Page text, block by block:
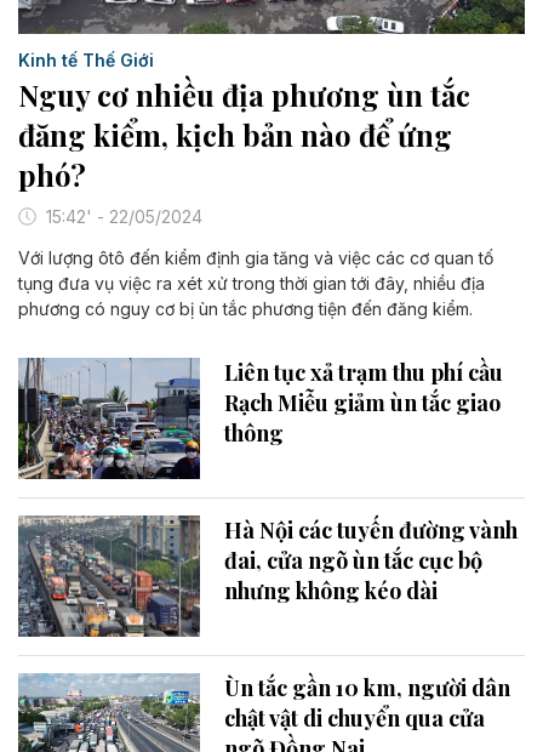
Kinh tế Thế Giới
Nguy cơ nhiều địa phương ùn tắc
đăng kiểm, kịch bản nào để ứng
phó?
15:42' - 22/05/2024
Với lượng ôtô đến kiểm định gia tăng và việc các cơ quan tố
tụng đưa vụ việc ra xét xử trong thời gian tới đây, nhiều địa
phương có nguy cơ bị ùn tắc phương tiện đến đăng kiểm.
Liên tục xả trạm thu phí cầu
Rạch Miễu giảm ùn tắc giao
thông
Hà Nội các tuyến đường vành
đai, cửa ngõ ùn tắc cục bộ
nhưng không kéo dài
Ùn tắc gần 10 km, người dân
chật vật di chuyển qua cửa